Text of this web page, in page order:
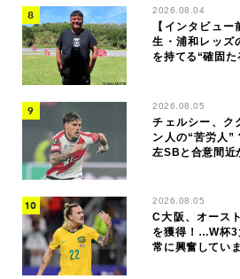
2026.08.04
【インタビュ
生・浦和レッズ
を持てる“確固た
2026.08.05
チェルシー、ク
ン人の“苦労人
左SBと合意間近
2026.08.05
C大阪、オース
を獲得！…W杯3
常に興奮していま